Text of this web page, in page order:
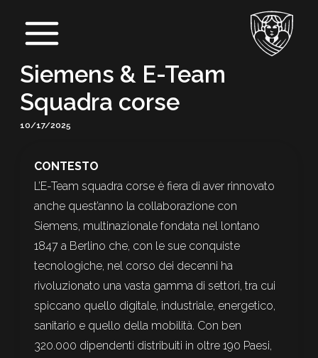
contenuto
Menu
Siemens & E-Team
Squadra corse
10/17/2025
CONTESTO
L’E-Team squadra corse è fiera di aver rinnovato
anche quest’anno la collaborazione con
Siemens, multinazionale fondata nel lontano
1847 a Berlino che, con le sue conquiste
tecnologiche, nel corso dei decenni ha
rivoluzionato una vasta gamma di settori, tra cui
spiccano quello digitale, industriale, energetico,
sanitario e quello della mobilità. Con ben
320.000 dipendenti distribuiti in oltre 190 Paesi,
articoli